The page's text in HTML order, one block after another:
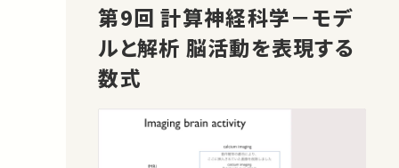
第9回 計算神経科学－モデ
ルと解析 脳活動を表現する
数式